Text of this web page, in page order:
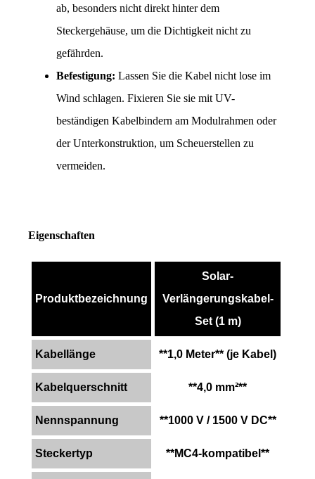
ab, besonders nicht direkt hinter dem
Steckergehäuse, um die Dichtigkeit nicht zu
gefährden.
Befestigung: Lassen Sie die Kabel nicht lose im
Wind schlagen. Fixieren Sie sie mit UV-
beständigen Kabelbindern am Modulrahmen oder
der Unterkonstruktion, um Scheuerstellen zu
vermeiden.
Eigenschaften
Produktbezeichnung
Solar-
Verlängerungskabel-
Set (1 m)
Kabellänge **1,0 Meter** (je Kabel)
Kabelquerschnitt **4,0 mm²**
Nennspannung **1000 V / 1500 V DC**
Steckertyp **MC4-kompatibel**